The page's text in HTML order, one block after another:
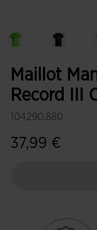
Maillot
Record III
104290.880
37,99 €